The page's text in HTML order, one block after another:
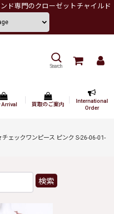
ド専門のクローゼットチャイルド
Search
Arrival 買取のご案内
International
Order
ェックワンピース ピンク S-26-06-01-
検索